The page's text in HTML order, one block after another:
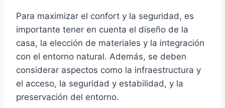
Para maximizar el confort y la seguridad, es
importante tener en cuenta el diseño de la
casa, la elección de materiales y la integración
con el entorno natural. Además, se deben
considerar aspectos como la infraestructura y
el acceso, la seguridad y estabilidad, y la
preservación del entorno.